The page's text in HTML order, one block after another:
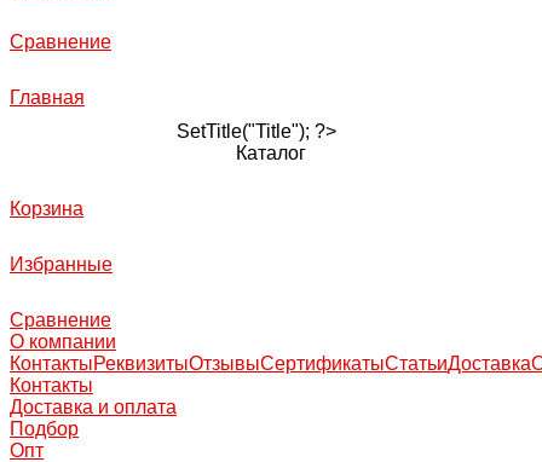
Сравнение
Главная
SetTitle("Title"); ?>
Каталог
Корзина
Избранные
Сравнение
О компании
КонтактыРеквизитыОтзывыСертификатыСтатьиДоставка
Контакты
Доставка и оплата
Подбор
Опт